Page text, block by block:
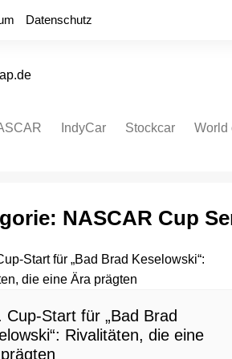
Datenschutz
Truck Series
Euro Series
Canada Series
Mexico Series
IndyCar Stockcar World
NASCAR Cup
Cup-Start für „Bad Brad
Rivalitäten, die eine